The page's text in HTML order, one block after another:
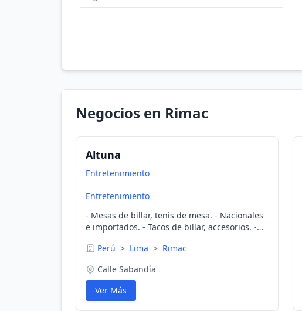
Negocios en Rimac
Altuna
Entretenimiento
Entretenimiento
- Mesas de billar, tenis de mesa. - Nacionales
e importados. - Tacos de billar, accesorios. -
Pizarras italianas originales.
Perú > Lima > Rimac
Calle Sabandía
Ver Más